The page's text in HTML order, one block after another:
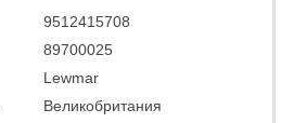
9512415708
89700025
Lewmar
Великобритания